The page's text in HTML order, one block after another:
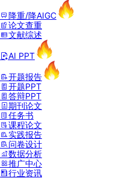
降重/降AIGC
论文查重
文献综述
AI PPT
开题报告
开题PPT
答辩PPT
期刊论文
任务书
课程论文
实践报告
问卷设计
数据分析
推广中心
行业资讯